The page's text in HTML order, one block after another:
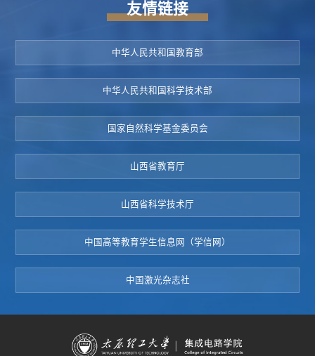
友情链接
中华人民共和国教育部
中华人民共和国科学技术部
国家自然科学基金委员会
山西省教育厅
山西省科学技术厅
中国高等教育学生信息网（学信网）
中国激光杂志社